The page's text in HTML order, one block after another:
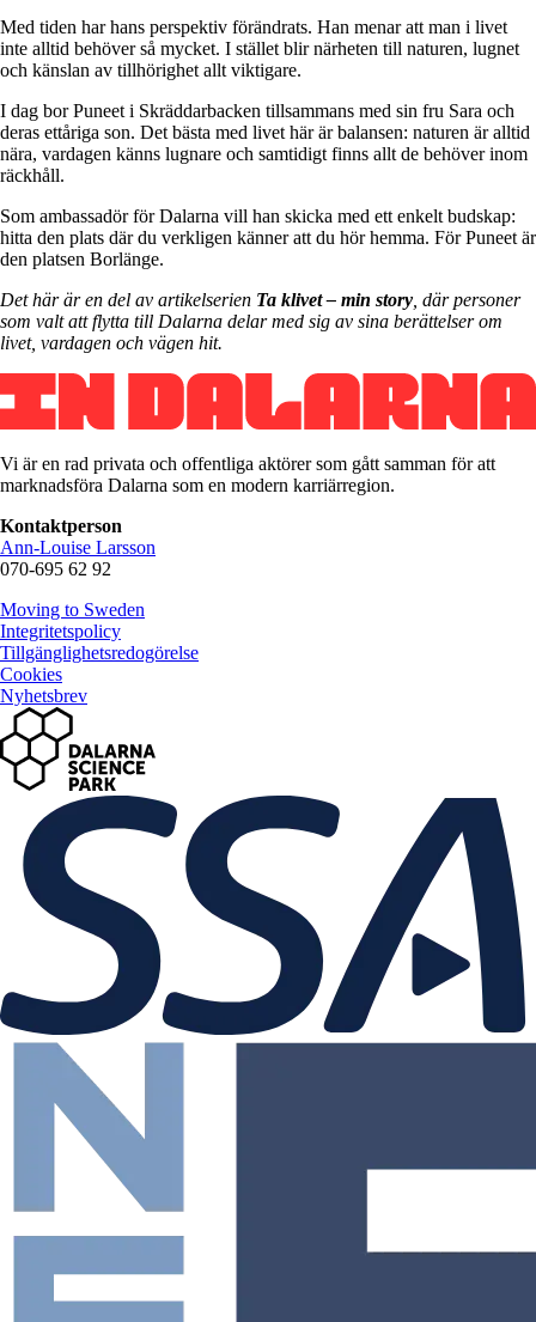
Med tiden har hans perspektiv förändrats. Han menar att man i livet
inte alltid behöver så mycket. I stället blir närheten till naturen, lugnet
och känslan av tillhörighet allt viktigare.
I dag bor Puneet i Skräddarbacken tillsammans med sin fru Sara och
deras ettåriga son. Det bästa med livet här är balansen: naturen är alltid
nära, vardagen känns lugnare och samtidigt finns allt de behöver inom
räckhåll.
Som ambassadör för Dalarna vill han skicka med ett enkelt budskap:
hitta den plats där du verkligen känner att du hör hemma. För Puneet är
den platsen Borlänge.
Det här är en del av artikelserien Ta klivet – min story , där personer
som valt att flytta till Dalarna delar med sig av sina berättelser om
livet, vardagen och vägen hit.
Vi är en rad privata och offentliga aktörer som gått samman för att
marknadsföra Dalarna som en modern karriärregion.
Kontaktperson
Ann-Louise Larsson
070-695 62 92
Moving to Sweden
Integritetspolicy
Tillgänglighetsredogörelse
Cookies
Nyhetsbrev